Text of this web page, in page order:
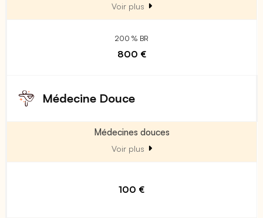
Voir plus
200 % BR
800 €
Médecine Douce
Médecines douces
Voir plus
100 €